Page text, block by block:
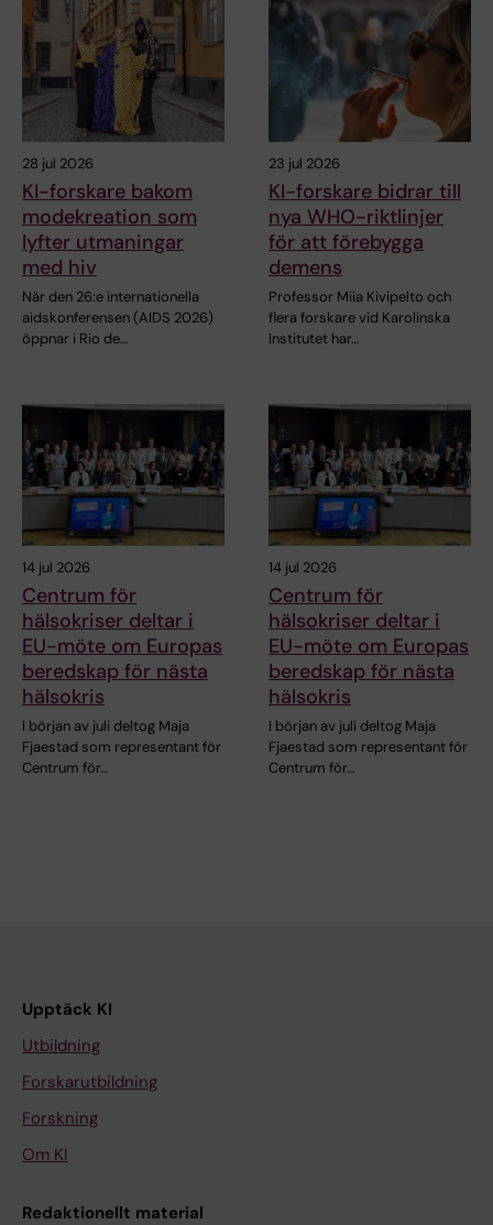
28 jul 2026
KI-forskare bakom
modekreation som
lyfter utmaningar
med hiv
När den 26:e internationella
aidskonferensen (AIDS 2026)
öppnar i Rio de…
23 jul 2026
KI-forskare bidrar till
nya WHO-riktlinjer
för att förebygga
demens
Professor Miia Kivipelto och
flera forskare vid Karolinska
Institutet har…
14 jul 2026
Centrum för
hälsokriser deltar i
EU-möte om Europas
beredskap för nästa
hälsokris
I början av juli deltog Maja
Fjaestad som representant för
Centrum för…
14 jul 2026
Centrum för
hälsokriser deltar i
EU-möte om Europas
beredskap för nästa
hälsokris
I början av juli deltog Maja
Fjaestad som representant för
Centrum för…
Upptäck KI
Utbildning
Forskarutbildning
Forskning
Om KI
Redaktionellt material